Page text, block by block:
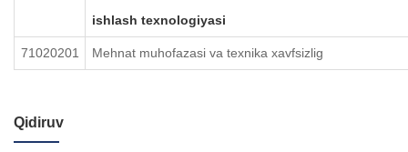
ishlash texnologiyasi
71020201 Mehnat muhofazasi va texnika xavfsizlig
Qidiruv